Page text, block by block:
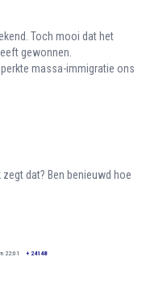
Toch mooi dat het
gewonnen.
massa-immigratie ons
zegt dat? Ben benieuwd hoe
22:01 + 24148